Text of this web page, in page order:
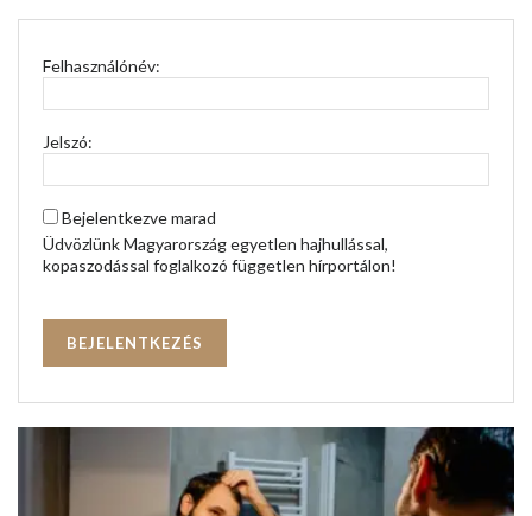
Felhasználónév:
Jelszó:
Bejelentkezve marad
Üdvözlünk Magyarország egyetlen hajhullással,
kopaszodással foglalkozó független hírportálon!
BEJELENTKEZÉS